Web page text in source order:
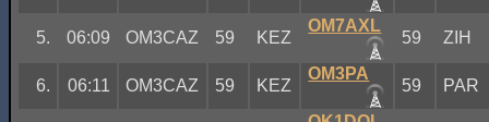
5. 06:09 OM3CAZ 59 KEZ
OM7AXL
59 ZIH
6. 06:11 OM3CAZ 59 KEZ
OM3PA
59 PAR